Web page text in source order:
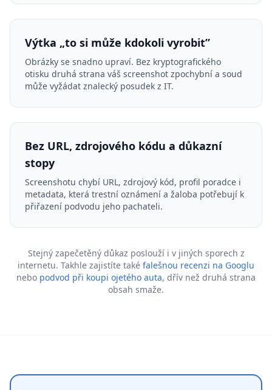
Výtka „to si může kdokoli vyrobit”
Obrázky se snadno upraví. Bez kryptografického
otisku druhá strana váš screenshot zpochybní a soud
může vyžádat znalecký posudek z IT.
Bez URL, zdrojového kódu a důkazní
stopy
Screenshotu chybí URL, zdrojový kód, profil poradce i
metadata, která trestní oznámení a žaloba potřebují k
přiřazení podvodu jeho pachateli.
Stejný zapečetěný důkaz poslouží i v jiných sporech z
internetu. Takhle zajistíte také falešnou recenzi na Googlu
nebo podvod při koupi ojetého auta, dřív než druhá strana
obsah smaže.